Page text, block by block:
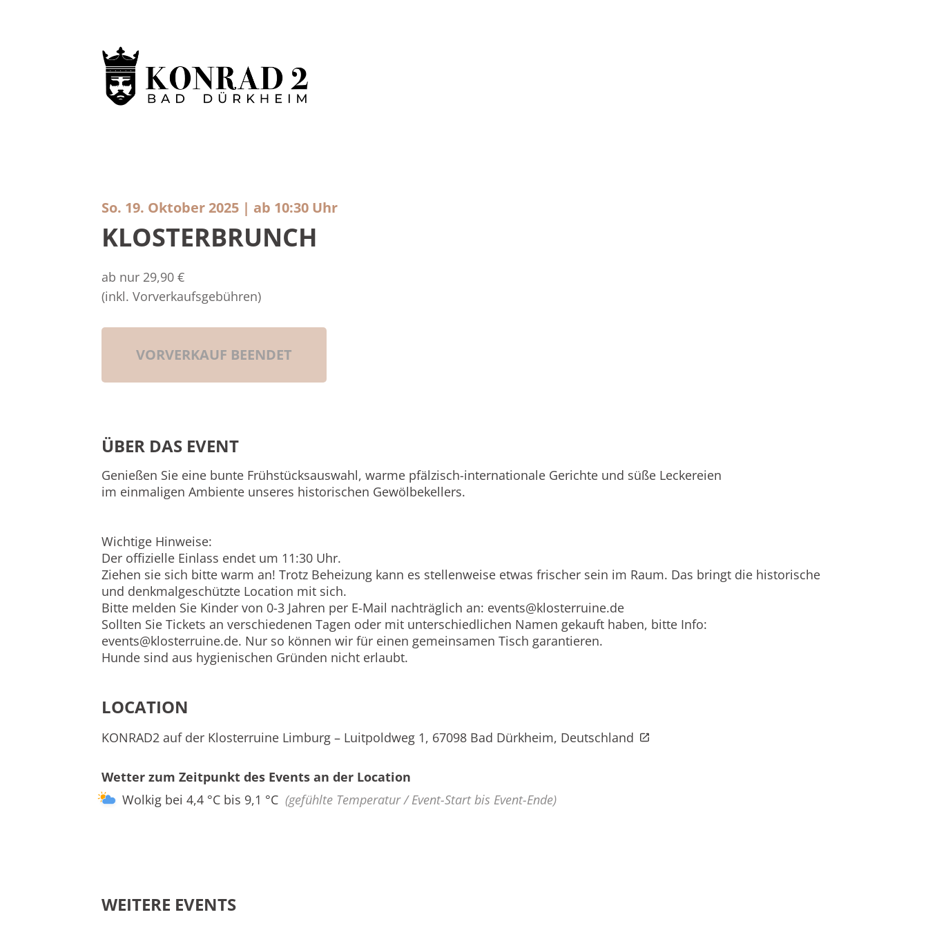
So. 19. Oktober 2025 | ab 10:30 Uhr
KLOSTERBRUNCH
ab nur 29,90 €
(inkl. Vorverkaufsgebühren)
VORVERKAUF BEENDET
ÜBER DAS EVENT
Genießen Sie eine bunte Frühstücksauswahl, warme pfälzisch-internationale Gerichte und süße Leckereien
im einmaligen Ambiente unseres historischen Gewölbekellers.
Wichtige Hinweise:
Der offizielle Einlass endet um 11:30 Uhr.
Ziehen sie sich bitte warm an! Trotz Beheizung kann es stellenweise etwas frischer sein im Raum. Das bringt die historische
und denkmalgeschützte Location mit sich.
Bitte melden Sie Kinder von 0-3 Jahren per E-Mail nachträglich an: events@klosterruine.de
Sollten Sie Tickets an verschiedenen Tagen oder mit unterschiedlichen Namen gekauft haben, bitte Info:
events@klosterruine.de. Nur so können wir für einen gemeinsamen Tisch garantieren.
Hunde sind aus hygienischen Gründen nicht erlaubt.
LOCATION
KONRAD2 auf der Klosterruine Limburg – Luitpoldweg 1, 67098 Bad Dürkheim, Deutschland
Wetter zum Zeitpunkt des Events an der Location
Wolkig bei 4,4 °C bis 9,1 °C (gefühlte Temperatur / Event-Start bis Event-Ende)
WEITERE EVENTS